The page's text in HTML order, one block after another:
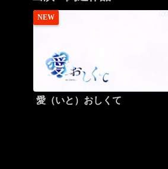
NEW
愛（いと）おしくて